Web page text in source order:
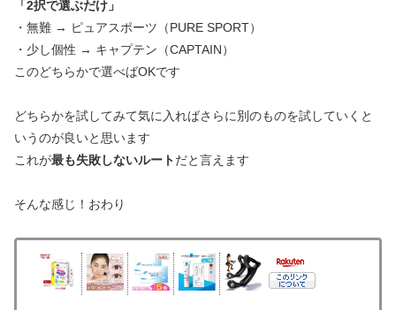
「2択で選ぶだけ」
・無難 → ピュアスポーツ（PURE SPORT）
・少し個性 → キャプテン（CAPTAIN）
このどちらかで選べばOKです
どちらかを試してみて気に入ればさらに別のものを試していくと
いうのが良いと思います
これが最も失敗しないルートだと言えます
そんな感じ！おわり